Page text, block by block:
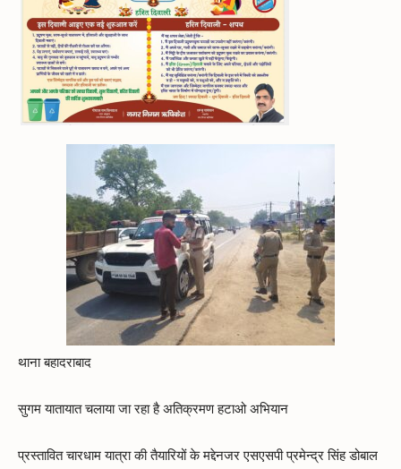
थाना बहादराबाद
सुगम यातायात चलाया जा रहा है अतिक्रमण हटाओ अभियान
प्रस्तावित चारधाम यात्रा की तैयारियों के मद्देनजर एसएसपी प्रमेन्द्र सिंह डोबाल